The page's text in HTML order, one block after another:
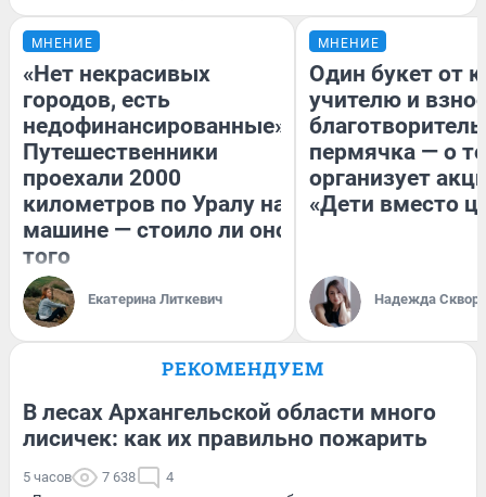
МНЕНИЕ
«Нет некрасивых
городов, есть
недофинансированные».
Путешественники
проехали 2000
километров по Уралу на
машине — стоило ли оно
того
Екатерина Литкевич
МНЕНИЕ
Один букет от
учителю и
пермячка — о
организует
«Дети вместо
Надежда
РЕКОМЕНДУЕМ
В лесах Архангельской области много
лисичек: как их правильно пожарить
5 часов 7 638 4